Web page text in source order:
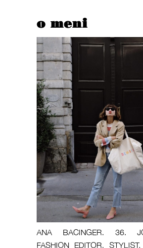
o meni
ANA BACINGER. 36.
FASHION EDITOR.